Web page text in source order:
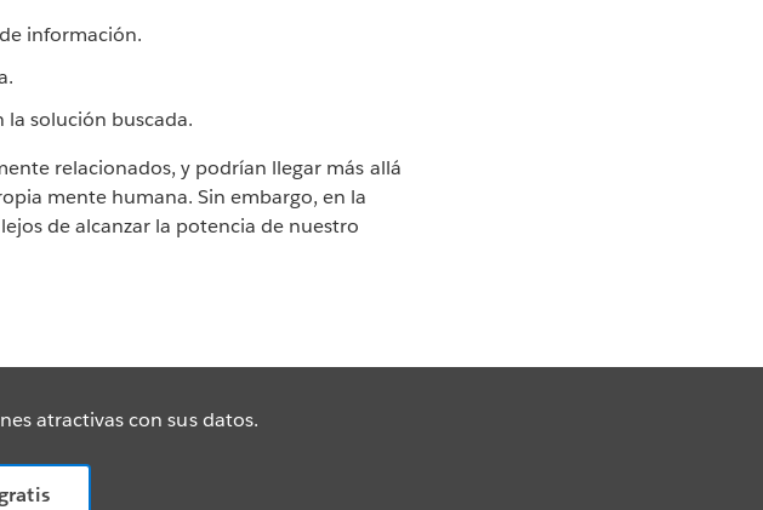
información.
solución buscada.
relacionados, y podrían llegar más allá
mente humana. Sin embargo, en la
de alcanzar la potencia de nuestro
atractivas con sus datos.